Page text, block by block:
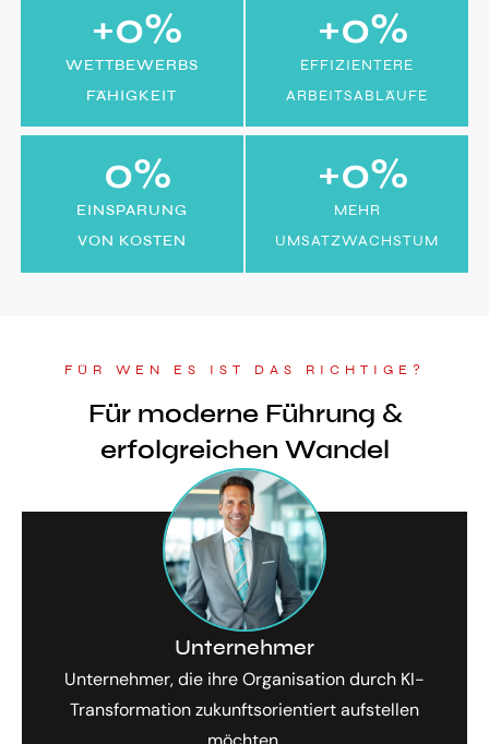
+0%
WETTBEWERBS​​
FÄHIGKEIT
+0%
EFFIZIENTERE
ARBEITSABLÄUFE
0%
EINSPARUNG
VON KOSTEN
+0%
MEHR
UMSATZWACHSTUM
Unternehmer
Unternehmer, die ihre Organisation durch KI-
Transformation zukunftsorientiert aufstellen
FÜR WEN ES IST DAS RICHTIGE?
Für moderne Führung &
erfolgreichen Wandel